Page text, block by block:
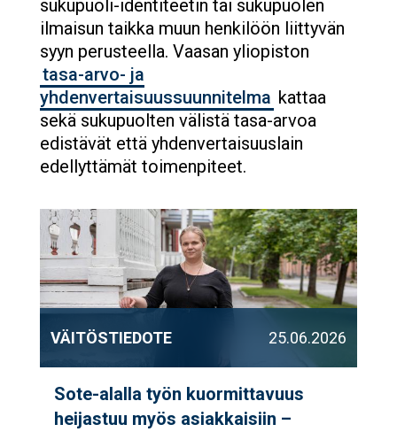
sukupuoli-identiteetin tai sukupuolen
ilmaisun taikka muun henkilöön liittyvän
syyn perusteella. Vaasan yliopiston
tasa-arvo- ja
yhdenvertaisuussuunnitelma kattaa
sekä sukupuolten välistä tasa-arvoa
edistävät että yhdenvertaisuuslain
edellyttämät toimenpiteet.
VÄITÖSTIEDOTE 25.06.2026
Sote-alalla työn kuormittavuus
heijastuu myös asiakkaisiin –